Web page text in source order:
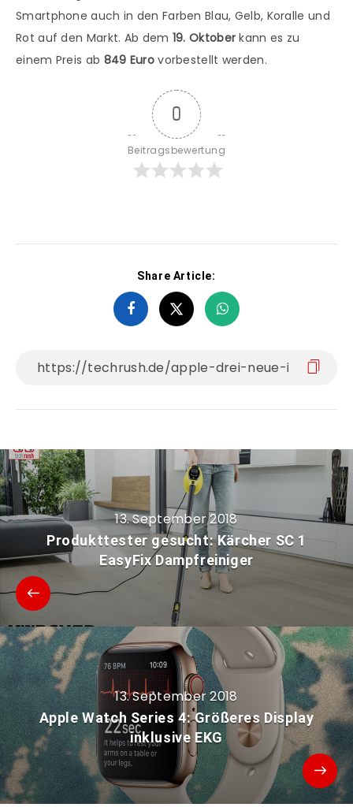
Smartphone auch in den Farben Blau, Gelb, Koralle und
Rot auf den Markt. Ab dem 19. Oktober kann es zu
einem Preis ab 849 Eurovorbestellt werden.
0
Beitragsbewertung
Share Article:
13. September 2018
Produkttester gesucht: Kärcher SC 1
EasyFix Dampfreiniger
13. September 2018
Apple Watch Series 4: Größeres Display
inklusive EKG